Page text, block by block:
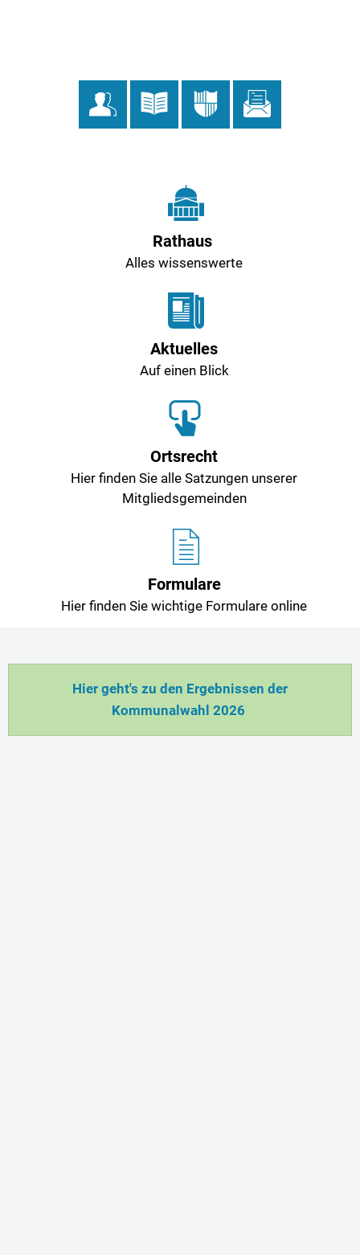
Rathaus
Alles wissenswerte
Aktuelles
Auf einen Blick
Ortsrecht
Hier finden Sie alle Satzungen unserer
Mitgliedsgemeinden
Formulare
Hier finden Sie wichtige Formulare online
Hier geht's zu den Ergebnissen der
Kommunalwahl 2026